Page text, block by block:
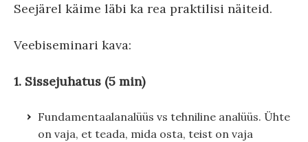
Seejärel käime läbi ka rea praktilisi näiteid.
Veebiseminari kava:
1. Sissejuhatus (5 min)
Fundamentaalanalüüs vs tehniline analüüs. Ühte
on vaja, et teada, mida osta, teist on vaja